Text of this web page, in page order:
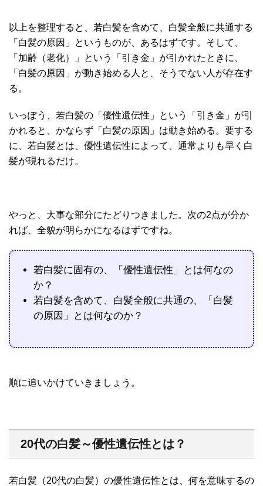
以上を整理すると、若白髪を含めて、白髪全般に共通する
「白髪の原因」というものが、あるはずです。そして、
「加齢（老化）」という「引き金」が引かれたときに、
「白髪の原因」が動き始める人と、そうでない人が存在す
る。
いっぽう、若白髪の「優性遺伝性」という「引き金」が引
かれると、かならず「白髪の原因」は動き始める。要する
に、若白髪とは、優性遺伝性によって、通常よりも早く白
髪が現れるだけ。
やっと、大事な部分にたどりつきました。次の2点が分か
れば、全貌が明らかになるはずですね。
若白髪に固有の、「優性遺伝性」とは何なの
か？
若白髪を含めて、白髪全般に共通の、「白髪
の原因」とは何なのか？
順に追いかけていきましょう。
20代の白髪～優性遺伝性とは？
若白髪（20代の白髪）の優性遺伝性とは、何を意味するの